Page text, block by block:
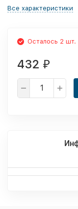
Все характеристики
Осталось 2 шт.
432 ₽